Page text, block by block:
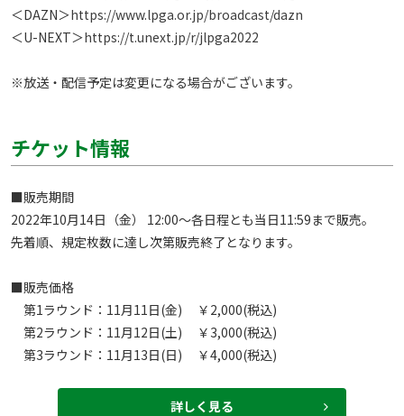
＜DAZN＞https://www.lpga.or.jp/broadcast/dazn
＜U-NEXT＞https://t.unext.jp/r/jlpga2022
※放送・配信予定は変更になる場合がございます。
チケット情報
■販売期間
2022年10月14日（金） 12:00～各日程とも当日11:59まで販売。
先着順、規定枚数に達し次第販売終了となります。
■販売価格
第1ラウンド：11月11日(金) 　￥2,000(税込)
第2ラウンド：11月12日(土) 　￥3,000(税込)
詳しく見る